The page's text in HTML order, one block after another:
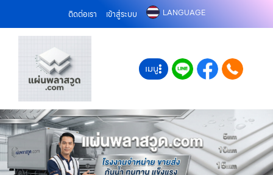
ติดต่อเรา เข้าสู่ระบบ LANGUAGE
เมนู